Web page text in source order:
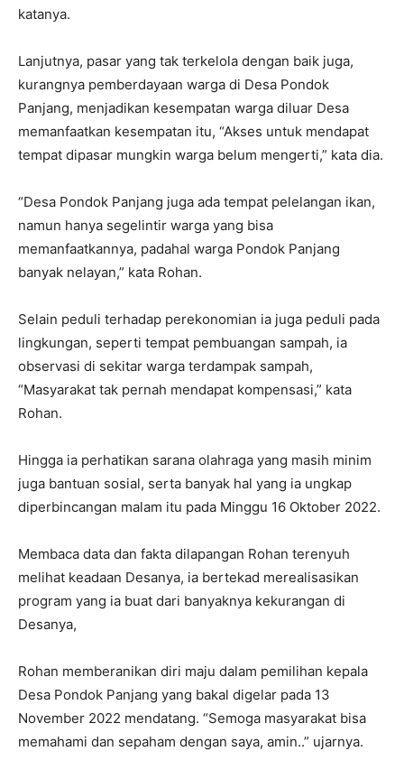
katanya.
Lanjutnya, pasar yang tak terkelola dengan baik juga,
kurangnya pemberdayaan warga di Desa Pondok
Panjang, menjadikan kesempatan warga diluar Desa
memanfaatkan kesempatan itu, “Akses untuk mendapat
tempat dipasar mungkin warga belum mengerti,” kata dia.
“Desa Pondok Panjang juga ada tempat pelelangan ikan,
namun hanya segelintir warga yang bisa
memanfaatkannya, padahal warga Pondok Panjang
banyak nelayan,” kata Rohan.
Selain peduli terhadap perekonomian ia juga peduli pada
lingkungan, seperti tempat pembuangan sampah, ia
observasi di sekitar warga terdampak sampah,
“Masyarakat tak pernah mendapat kompensasi,” kata
Rohan.
Hingga ia perhatikan sarana olahraga yang masih minim
juga bantuan sosial, serta banyak hal yang ia ungkap
diperbincangan malam itu pada Minggu 16 Oktober 2022.
Membaca data dan fakta dilapangan Rohan terenyuh
melihat keadaan Desanya, ia bertekad merealisasikan
program yang ia buat dari banyaknya kekurangan di
Desanya,
Rohan memberanikan diri maju dalam pemilihan kepala
Desa Pondok Panjang yang bakal digelar pada 13
November 2022 mendatang. “Semoga masyarakat bisa
memahami dan sepaham dengan saya, amin..” ujarnya.